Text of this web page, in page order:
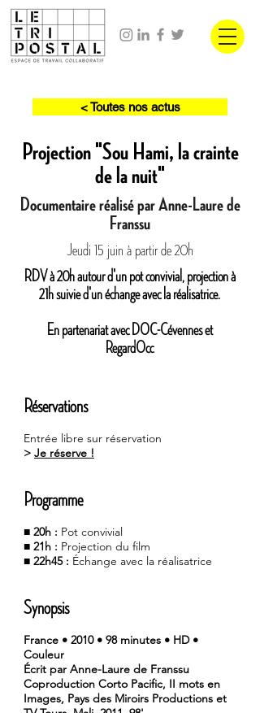
< Toutes nos actus
Projection "Sou Hami, la crainte
de la nuit"
Documentaire réalisé par Anne-Laure de
Franssu
Jeudi 15 juin à partir de 20h
RDV à 20h autour d'un pot convivial, projection à
21h suivie d'un échange avec la réalisatrice.
En partenariat avec DOC-Cévennes et
RegardOcc
Réservations
Entrée libre sur réservation
> Je réserve !
Programme
■ 20h : Pot convivial
■ 21h : Projection du film
■ 22h45 : Échange avec la réalisatrice
Synopsis
France • 2010 • 98 minutes • HD •
Couleur
Écrit par Anne-Laure de Franssu
Coproduction Corto Pacific, II mots en
Images, Pays des Miroirs Productions et